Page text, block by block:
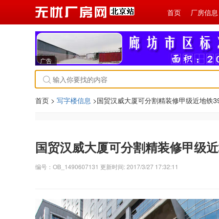
首页 厂房信息
广告
首页 > 写字楼信息 >国贸汉威大厦可分割精装修甲级近地铁
国贸汉威大厦可分割精装修甲级
编号：OB_1490607131 更新时间: 2017/3/27 17:32:11